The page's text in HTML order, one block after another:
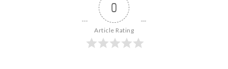
0
Article Rating